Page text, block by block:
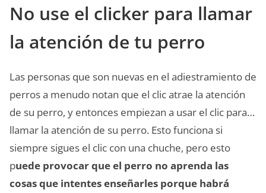
No use el clicker para llamar
la atención de tu perro
Las personas que son nuevas en el adiestramiento de
perros a menudo notan que el clic atrae la atención
de su perro, y entonces empiezan a usar el clic para…
llamar la atención de su perro. Esto funciona si
siempre sigues el clic con una chuche, pero esto
puede provocar que el perro no aprenda las
cosas que intentes enseñarles porque habrá